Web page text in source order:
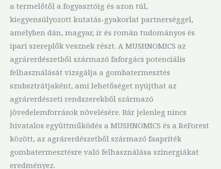
a termelőtől a fogyasztóig és azon túl,
kiegyensúlyozott kutatás-gyakorlat partnerséggel,
amelyben dán, magyar, ír és román tudományos és
ipari szereplők vesznek részt. A MUSHNOMICS az
agrárerdészetből származó faforgács potenciális
felhasználását vizsgálja a gombatermesztés
szubsztrátjaként, ami lehetőséget nyújthat az
agrárerdészeti rendszerekből származó
jövedelemforrások növelésére. Bár jelenleg nincs
hivatalos együttműködés a MUSHNOMICS és a ReForest
között, az agrárerdészetből származó faapríték
gombatermesztésre való felhasználása szinergiákat
eredményez.